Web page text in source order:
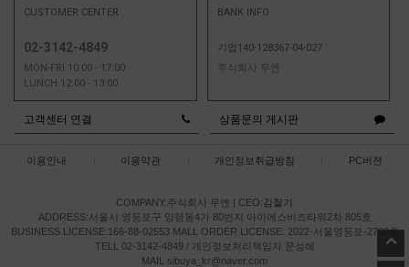
CUSTOMER CENTER
02-3142-4849
MON-FRI 10:00 - 17:00
LUNCH 12:00 - 13:00
BANK INFO
기업140-128367-04-027
주식회사 무엔
고객센터 연결 상품문의 게시판
이용안내 이용약관 개인정보취급방침 PC버젼
COMPANY:주식회사 무엔 | CEO:김철기
ADDRESS:서울시 영등포구 양평동4가 80번지 아이에스비즈타워2차 805호
BUSINESS LICENSE:166-88-02553 MALL ORDER LICENSE: 2022-서울영등포-2732호
TELL 02-3142-4849 / 개인정보처리책임자 문성혜
MAIL sibuya_kr@naver.com